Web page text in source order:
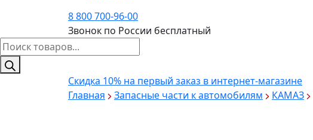
8 800 700-96-00
Звонок по России бесплатный
Поиск
товаров
Скидка 10% на первый заказ в интернет-магазине
Главная
Запасные части к автомобилям КАМАЗ